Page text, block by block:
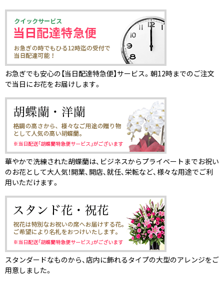
お急ぎでも安心の【当日配達特急便】サービス。朝12時までのご注文
で当日にお花をお届けします。
華やかで洗練された胡蝶蘭は、ビジネスからプライベートまでお祝い
のお花として大人気！開業、開店、就任、栄転など、様々な用途でご利
用いただけます。
スタンダードなものから、店内に飾れるタイプの大型のアレンジをご
用意しました。